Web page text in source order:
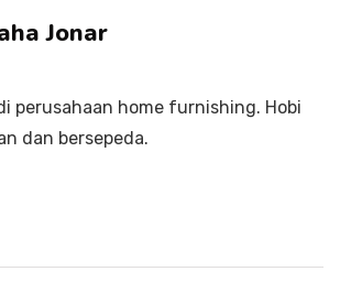
Jonar
perusahaan home furnishing. Hobi
dan bersepeda.